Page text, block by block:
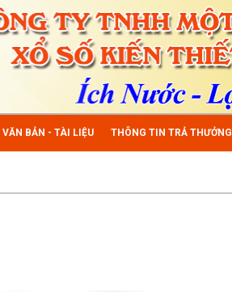
VĂN BẢN - TÀI LIỆU THÔNG TIN TRẢ THƯỞNG